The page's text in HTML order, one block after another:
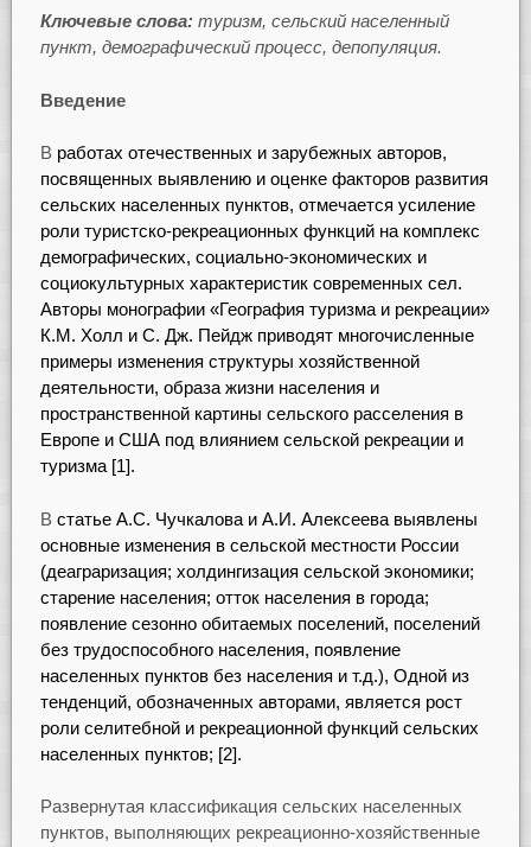
Ключевые слова: туризм, сельский населенный
пункт, демографический процесс, депопуляция.
Введение
В работах отечественных и зарубежных авторов,
посвященных выявлению и оценке факторов развития
сельских населенных пунктов, отмечается усиление
роли туристско-рекреационных функций на комплекс
демографических, социально-экономических и
социокультурных характеристик современных сел.
Авторы монографии «География туризма и рекреации»
К.М. Холл и С. Дж. Пейдж приводят многочисленные
примеры изменения структуры хозяйственной
деятельности, образа жизни населения и
пространственной картины сельского расселения в
Европе и США под влиянием сельской рекреации и
туризма [1].
В статье А.С. Чучкалова и А.И. Алексеева выявлены
основные изменения в сельской местности России
(деаграризация; холдингизация сельской экономики;
старение населения; отток населения в города;
появление сезонно обитаемых поселений, поселений
без трудоспособного населения, появление
населенных пунктов без населения и т.д.), Одной из
тенденций, обозначенных авторами, является рост
роли селитебной и рекреационной функций сельских
населенных пунктов; [2].
Развернутая классификация сельских населенных
пунктов, выполняющих рекреационно-хозяйственные